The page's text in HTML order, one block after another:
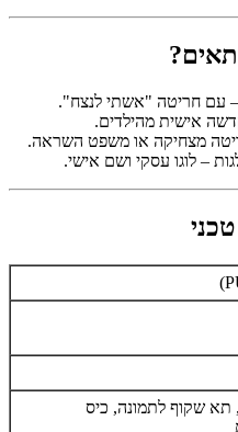
– עם חריטה "אשתי לנצח".
אישית מהילדים.
מצחיקה או משפט השראה.
– לוגו עסקי ושם אישי.
שקוף לתמונה, כיס